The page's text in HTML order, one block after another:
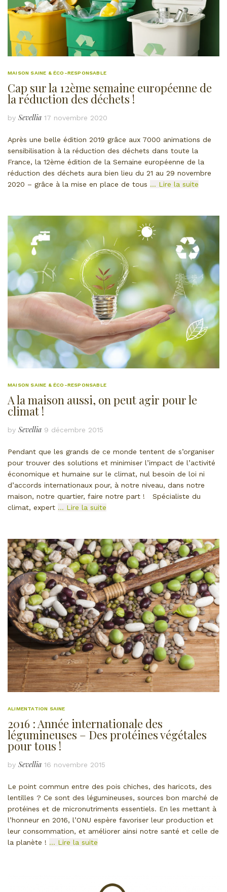
MAISON SAINE & ÉCO-RESPONSABLE
Cap sur la 12ème semaine européenne de
la réduction des déchets !
by Sevellia 17 novembre 2020
Après une belle édition 2019 grâce aux 7000 animations de
sensibilisation à la réduction des déchets dans toute la
France, la 12ème édition de la Semaine européenne de la
réduction des déchets aura bien lieu du 21 au 29 novembre
2020 – grâce à la mise en place de tous … Lire la suite
MAISON SAINE & ÉCO-RESPONSABLE
A la maison aussi, on peut agir pour le
climat !
by Sevellia 9 décembre 2015
Pendant que les grands de ce monde tentent de s’organiser
pour trouver des solutions et minimiser l’impact de l’activité
économique et humaine sur le climat, nul besoin de loi ni
d’accords internationaux pour, à notre niveau, dans notre
maison, notre quartier, faire notre part ! Spécialiste du
climat, expert … Lire la suite
ALIMENTATION SAINE
2016 : Année internationale des
légumineuses – Des protéines végétales
pour tous !
by Sevellia 16 novembre 2015
Le point commun entre des pois chiches, des haricots, des
lentilles ? Ce sont des légumineuses, sources bon marché de
protéines et de micronutriments essentiels. En les mettant à
l’honneur en 2016, l’ONU espère favoriser leur production et
leur consommation, et améliorer ainsi notre santé et celle de
la planète ! … Lire la suite